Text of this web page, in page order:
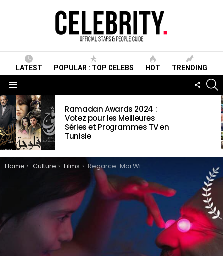
LATEST POPULAR : TOP CELEBS HOT TRENDING
LATEST
STORIES
Ramadan Awards 2024 :
Votez pour les Meilleures
Séries et Programmes TV en
Tunisie
You are here:
Home Culture Films Regarde-Moi Wiki , synopsis, Casting, date de sortie, vidéos et photos & informations